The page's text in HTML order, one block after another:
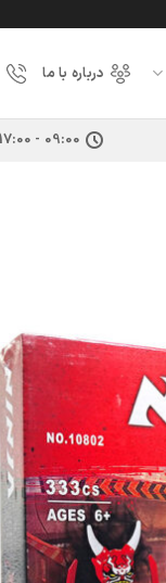
درباره با ما
09:00 - 17:00